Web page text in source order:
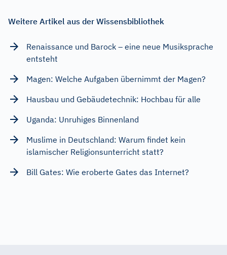
Weitere Artikel aus der Wissensbibliothek
Renaissance und Barock – eine neue Musiksprache
entsteht
Magen: Welche Aufgaben übernimmt der Magen?
Hausbau und Gebäudetechnik: Hochbau für alle
Uganda: Unruhiges Binnenland
Muslime in Deutschland: Warum findet kein
islamischer Religionsunterricht statt?
Bill Gates: Wie eroberte Gates das Internet?